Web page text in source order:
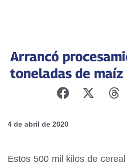
Arrancó
toneladas de maíz
4 de abril de 2020
Estos 500 mil kilos de